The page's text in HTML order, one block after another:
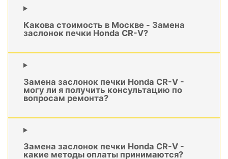
Какова стоимость в Москве - Замена
заслонок печки Honda CR-V?
Замена заслонок печки Honda CR-V -
могу ли я получить консультацию по
вопросам ремонта?
Замена заслонок печки Honda CR-V -
какие методы оплаты принимаются?